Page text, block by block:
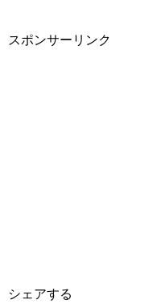
スポンサーリンク
シェアする